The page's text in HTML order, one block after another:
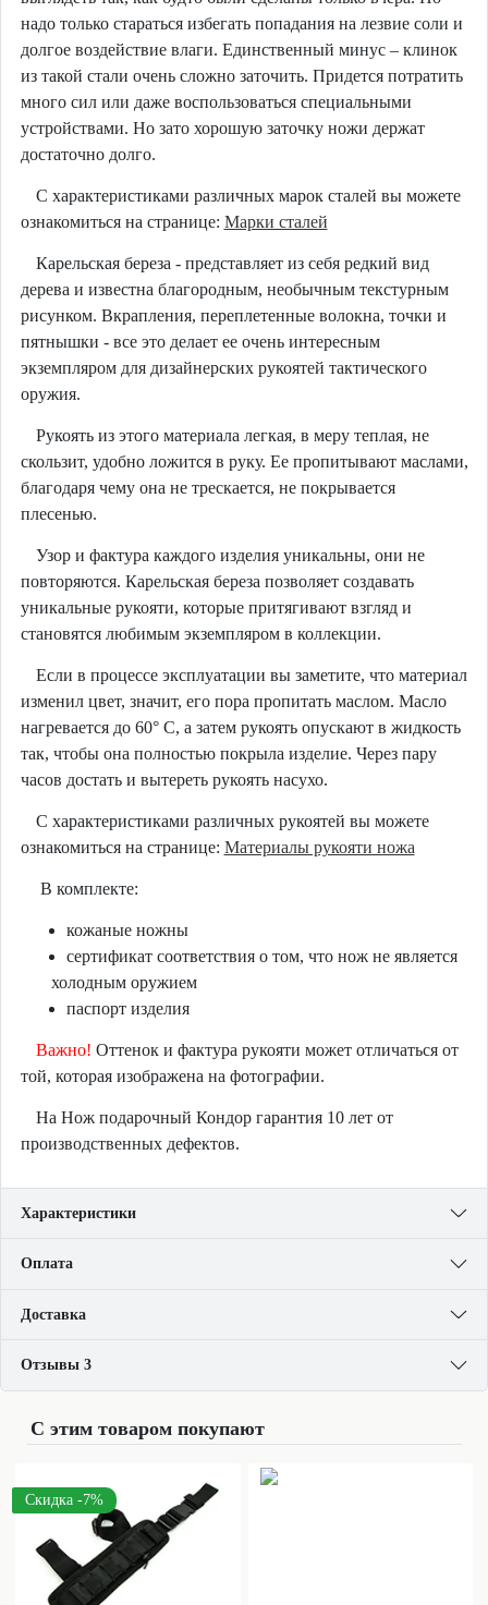
надо только стараться избегать попадания на лезвие соли и
долгое воздействие влаги. Единственный минус – клинок
из такой стали очень сложно заточить. Придется потратить
много сил или даже воспользоваться специальными
устройствами. Но зато хорошую заточку ножи держат
достаточно долго.
С характеристиками различных марок сталей вы можете
ознакомиться на странице: Марки сталей
Карельская береза - представляет из себя редкий вид
дерева и известна благородным, необычным текстурным
рисунком. Вкрапления, переплетенные волокна, точки и
пятнышки - все это делает ее очень интересным
экземпляром для дизайнерских рукоятей тактического
оружия.
Рукоять из этого материала легкая, в меру теплая, не
скользит, удобно ложится в руку. Ее пропитывают маслами,
благодаря чему она не трескается, не покрывается
плесенью.
Узор и фактура каждого изделия уникальны, они не
повторяются. Карельская береза позволяет создавать
уникальные рукояти, которые притягивают взгляд и
становятся любимым экземпляром в коллекции.
Если в процессе эксплуатации вы заметите, что материал
изменил цвет, значит, его пора пропитать маслом. Масло
нагревается до 60° C, а затем рукоять опускают в жидкость
так, чтобы она полностью покрыла изделие. Через пару
часов достать и вытереть рукоять насухо.
С характеристиками различных рукоятей вы можете
ознакомиться на странице: Материалы рукояти ножа
В комплекте:
кожаные ножны
сертификат соответствия о том, что нож не является
холодным оружием
паспорт изделия
Важно! Оттенок и фактура рукояти может отличаться от
той, которая изображена на фотографии.
На Нож подарочный Кондор гарантия 10 лет от
производственных дефектов.
Характеристики
Оплата
Доставка
Отзывы 3
С этим товаром покупают
Скидка -7%